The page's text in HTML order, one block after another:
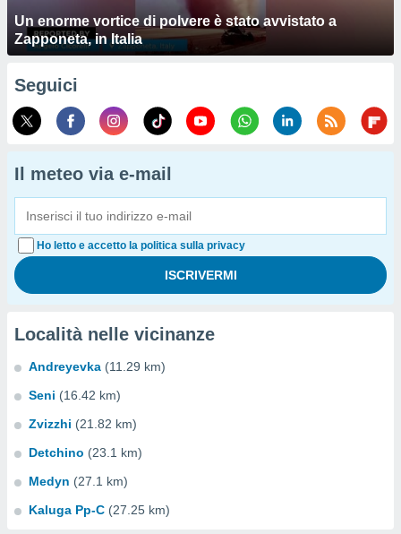
Un enorme vortice di polvere è stato avvistato a
Zapponeta, in Italia
Seguici
Il meteo via e-mail
Ho letto e accetto la politica sulla privacy
Località nelle vicinanze
Andreyevka (11.29 km)
Seni (16.42 km)
Zvizzhi (21.82 km)
Detchino (23.1 km)
Medyn (27.1 km)
Kaluga Pp-C (27.25 km)